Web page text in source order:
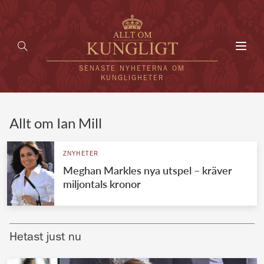
SENASTE NYHETERNA OM
KUNGLIGHETER
UTLÄNDSKT
VÄRLDENS KUNGAHUS
Brittiska kungahuset
Allt om Ian Mill
ZNYHETER
Meghan Markles nya utspel – kräver
miljontals kronor
Hetast just nu